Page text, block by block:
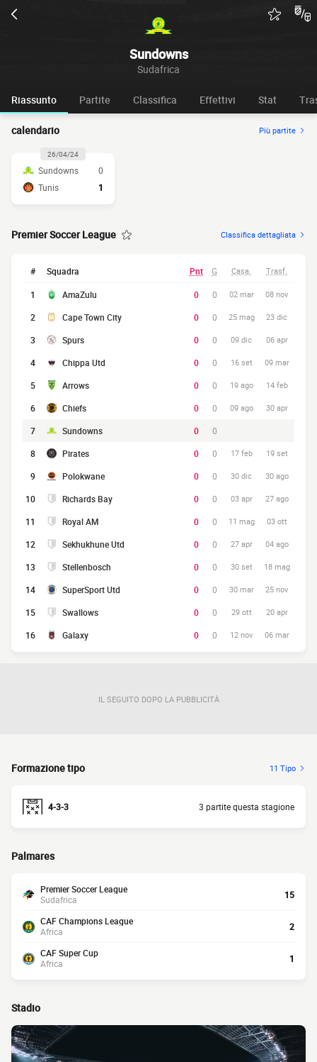
Sundowns
Sudafrica
Riassunto Partite Classifica Effettivi Stat
calendario Più partite
26/04/24
Sundowns
0
Tunis
1
Premier Soccer League Classifica dettagliata
# Squadra Pnt G Casa. Trasf.
1 AmaZulu 0 0 02 mar 08 nov
2 Cape Town City 0 0 25 mag 23 dic
3 Spurs 0 0 09 dic 06 apr
4 Chippa Utd 0 0 16 set 09 mar
5 Arrows 0 0 19 ago 14 feb
6 Chiefs 0 0 09 ago 30 apr
7 Sundowns 0
0
8
Pirates 0 0 17 feb 19 set
9 Polokwane 0 0 30 dic 30 ago
10 Richards Bay 0 0 03 apr 27 ago
11 Royal AM 0 0 11 mag 03 ott
12 Sekhukhune Utd 0 0 27 apr 04 ago
13 Stellenbosch 0 0 30 set 18 mag
14 SuperSport Utd 0 0 30 mar 25 nov
15 Swallows 0 0 29 ott 20 apr
16 Galaxy 0 0 12 nov 06 mar
IL SEGUITO DOPO LA PUBBLICITÀ
Formazione tipo 11 Tipo
4-3-3 3 partite questa stagione
Palmares
Premier Soccer League
Sudafrica
15
CAF Champions League
Africa
2
CAF Super Cup
Africa
1
Stadio